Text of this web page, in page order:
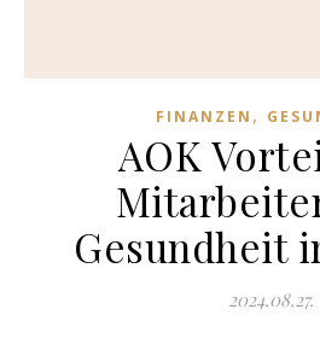
FINANZEN ,
AOK
Gesundheit
2024.08.27.